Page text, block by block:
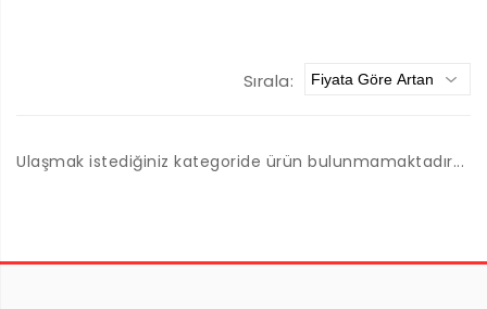
Sırala:
Ulaşmak istediğiniz kategoride ürün bulunmamaktadır...